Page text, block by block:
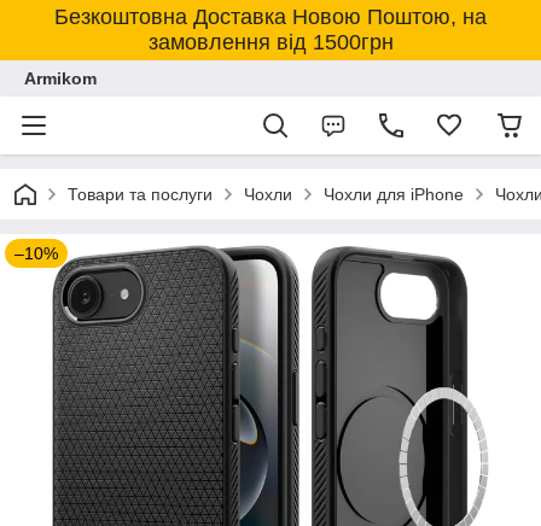
Безкоштовна Доставка Новою Поштою, на
замовлення від 1500грн
Armikom
Товари та послуги Чохли Чохли для iPhone
–10%